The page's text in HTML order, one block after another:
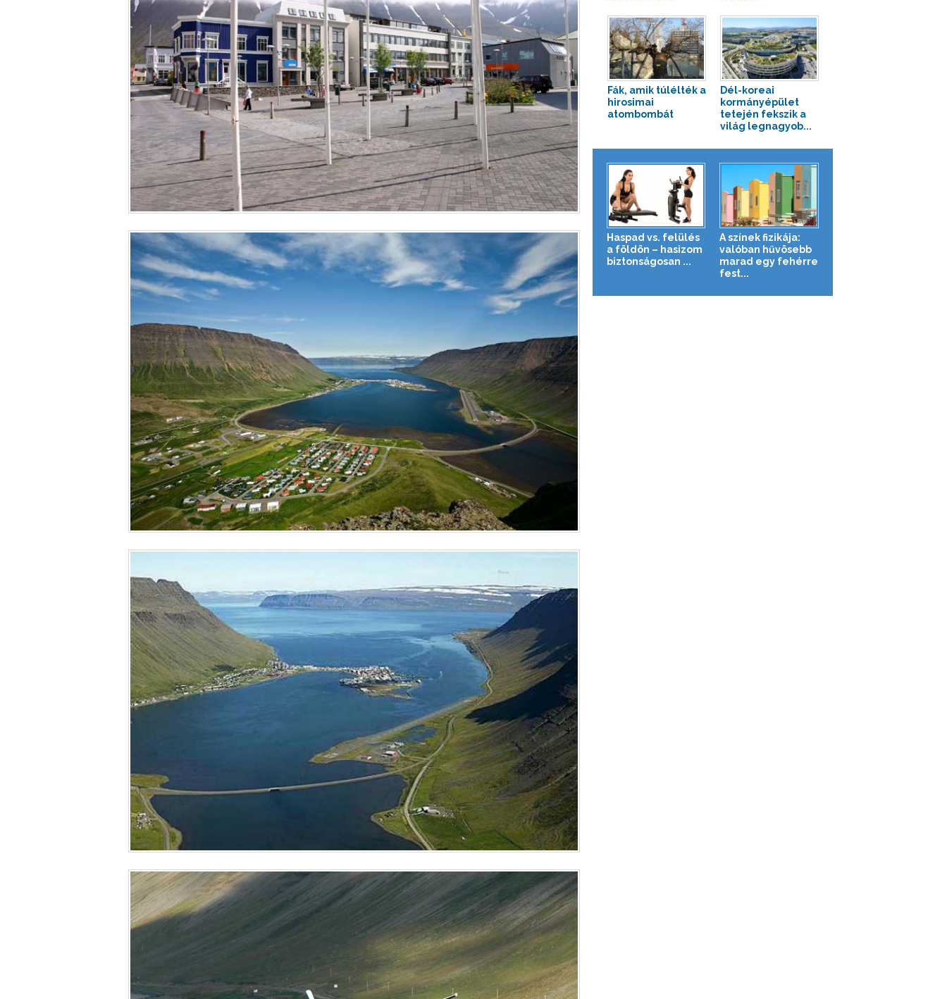
Fák, amik túlélték a
hirosimai
atombombát
Dél-koreai
kormányépület
tetején fekszik a
világ legnagyob...
Haspad vs. felülés
a földön – hasizom
biztonságosan ...
A színek fizikája:
valóban hűvösebb
marad egy fehérre
fest...